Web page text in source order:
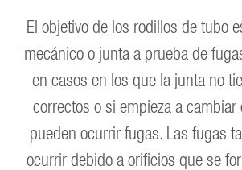
El objetivo de los rodillos de tubo
mecánico o junta a prueba de
en casos en los que la junta no
correctos o si empieza a cambiar
pueden ocurrir fugas. Las fugas
ocurrir debido a orificios que se